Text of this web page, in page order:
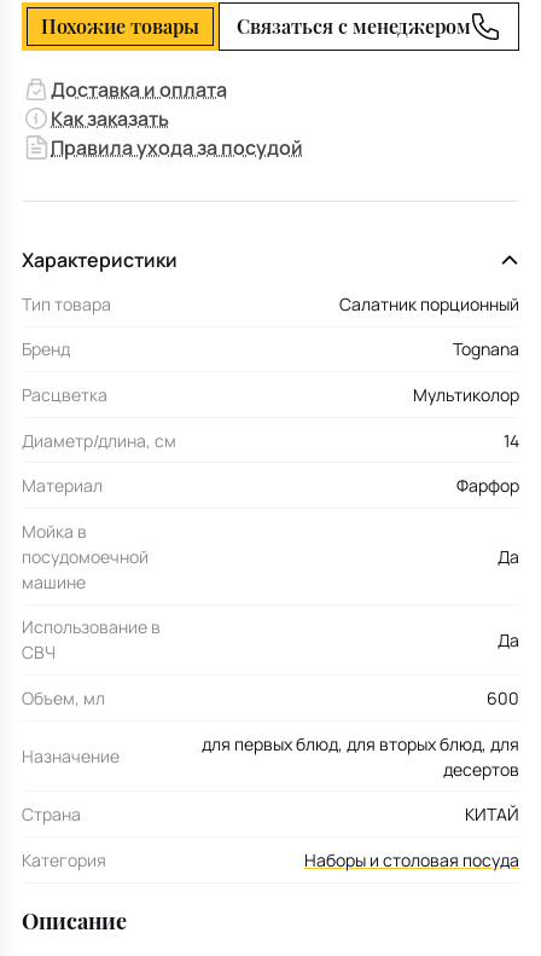
Похожие товары Связаться с менеджером
Доставка и оплата
Как заказать
Правила ухода за посудой
Характеристики
Тип товара
Салатник порционный
Бренд
Tognana
Расцветка
Мультиколор
Диаметр/длина, см
14
Материал
Фарфор
Мойка в
посудомоечной
машине
Да
Использование в
СВЧ
Да
Объем, мл 600
Назначение
для первых блюд, для вторых блюд, для
десертов
Страна
КИТАЙ
Категория
Наборы и столовая посуда
Описание